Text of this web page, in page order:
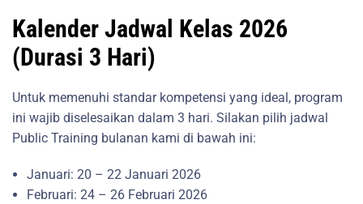
Kalender Jadwal Kelas 2026
(Durasi 3 Hari)
Untuk memenuhi standar kompetensi yang ideal, program
ini wajib diselesaikan dalam 3 hari. Silakan pilih jadwal
Public Training bulanan kami di bawah ini:
Januari: 20 – 22 Januari 2026
Februari: 24 – 26 Februari 2026